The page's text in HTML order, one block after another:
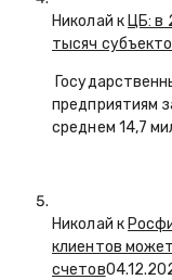
Николай к ЦБ: в
тысяч
предприятиям
среднем 14,7
Николай к
клиентов
счетов